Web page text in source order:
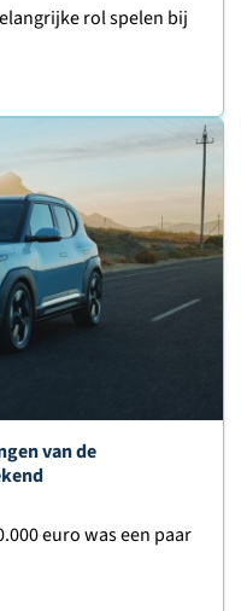
rol spelen bij
van de
euro was een paar